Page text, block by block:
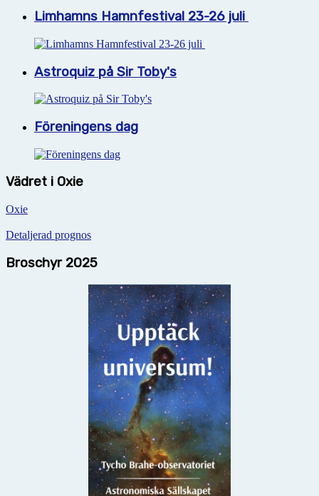
Limhamns Hamnfestival 23-26 juli
Astroquiz på Sir Toby's
Föreningens dag
Vädret i Oxie
Oxie
Detaljerad prognos
Broschyr 2025